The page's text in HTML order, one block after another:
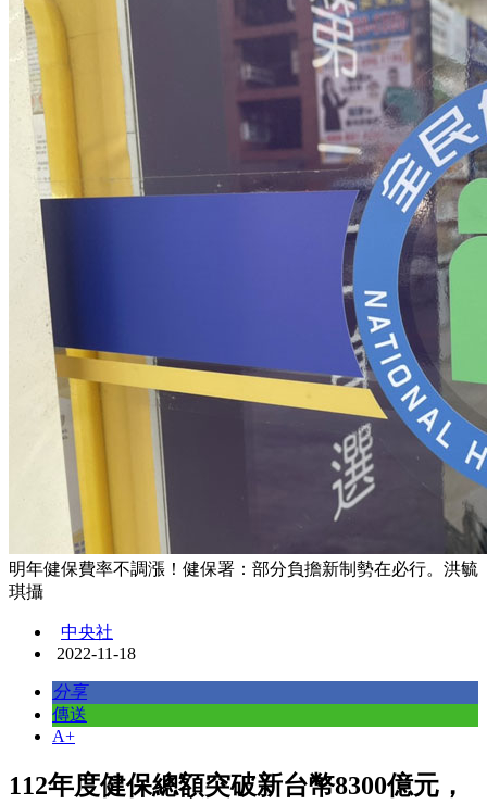
明年健保費率不調漲！健保署：部分負擔新制勢在必行。洪毓
琪攝
中央社
2022-11-18
分享
傳送
A+
112年度健保總額突破新台幣8300億元，